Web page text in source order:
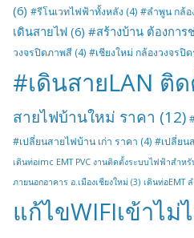
(6) #รีโนเวทไฟฟ้าทั้งหลัง (4) #ลำพูน กล้อ
เดินสายไฟ (6) #สร้างบ้าน ต้องการ
วงจรปิดภาพสี (4) #เชียงใหม่ กล้องวงจรปิ
#เดินสายLAN ติ
สายไฟบ้านใหม่ ราคา (12)
#เปลี่ยนสายไฟบ้าน เก่า ราคา (4) #เปลี่ยน
เดินท่อimc EMT PVC งานติดตั้งระบบไฟฟ้าสำห
ภายนอกอาคาร อ.เมืองเชียงใหม่ (3) เดินท่อEMT
แก้ไขWIFIเข้าไม่